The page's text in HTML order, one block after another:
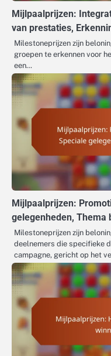
Mijlpaalprijzen:
van prestaties,
Milestoneprijzen zijn
groepen te erkennen voor
een…
Mijlpaalprijzen:
gelegenheden, Thema
Milestoneprijzen zijn
deelnemers die specifieke
campagne, gericht op het